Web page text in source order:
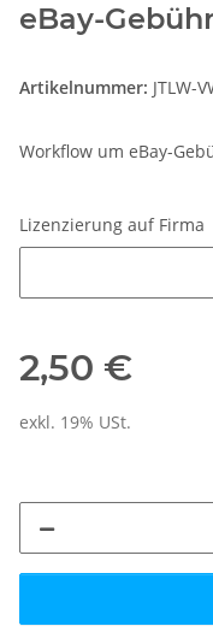
eBay-
Artikelnummer: JTLW-
Workflow um eBay-
Lizenzierung auf Firma
2,50 €
exkl. 19% USt.